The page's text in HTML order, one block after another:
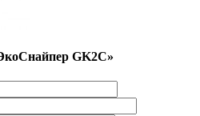
GK2C»